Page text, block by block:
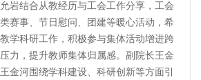
岩结合从教经历与工会工作分享，工会
赛事、节日慰问、团建等暖心活动，希
学科研工作，积极参与集体活动增进跨
力，提升教师集体归属感。副院长王金
金河围绕学科建设、科研创新等方面引